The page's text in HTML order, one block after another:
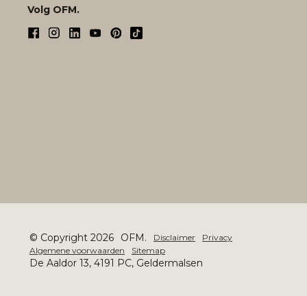
Volg OFM.
© Copyright 2026 OFM. Disclaimer
Privacy
Algemene voorwaarden
Sitemap
De Aaldor 13, 4191 PC, Geldermalsen